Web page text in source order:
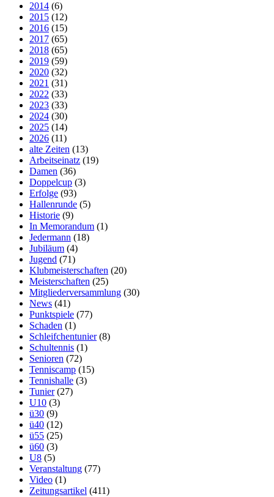
2014 (6)
2015 (12)
2016 (15)
2017 (65)
2018 (65)
2019 (59)
2020 (32)
2021 (31)
2022 (33)
2023 (33)
2024 (30)
2025 (14)
2026 (11)
alte Zeiten (13)
Arbeitseinatz (19)
Damen (36)
Doppelcup (3)
Erfolge (93)
Hallenrunde (5)
Historie (9)
In Memorandum (1)
Jedermann (18)
Jubiläum (4)
Jugend (71)
Klubmeisterschaften (20)
Meisterschaften (25)
Mitgliederversammlung (30)
News (41)
Punktspiele (77)
Schaden (1)
Schleifchentunier(8)
Schultennis (1)
Senioren (72)
Tenniscamp (15)
Tennishalle (3)
Tunier(27)
U10 (3)
ü30 (9)
ü40 (12)
ü55 (25)
ü60 (3)
U8 (5)
Veranstaltung (77)
Video (1)
Zeitungsartikel (411)